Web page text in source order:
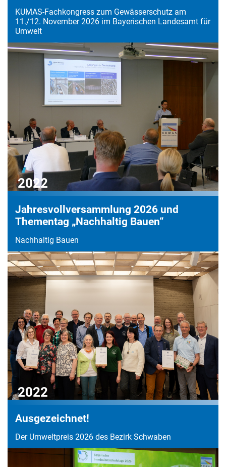
KUMAS-Fachkongress zum Gewässerschutz am
11./12. November 2026 im Bayerischen Landesamt für
Umwelt
2022
Jahresvollversammlung 2026 und
Thementag „Nachhaltig Bauen“
Nachhaltig Bauen
2022
Ausgezeichnet!
Der Umweltpreis 2026 des Bezirk Schwaben